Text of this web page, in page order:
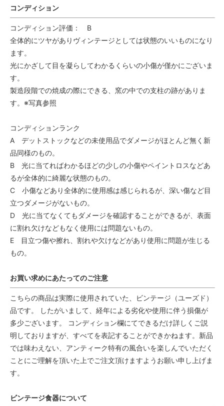
コンディション
コンディション評価： B
全体的にツヤがありヴィンテージとしては状態のいいものになり
ます。
光にかざして目を凝らしてわかるくらいの小傷が僅かにございま
す。
製造段階での焼成の際にできる、窯の中での支柱の跡がありま
す。※写真参照
コンディションランク
A デットストックなどの未使用品でダメージがほとんど無く新
品同様のもの。
B 光に当てればわかるほどの少しの小傷やペイントロスなどあ
るが全体的に綺麗な状態のもの。
C 小傷などあり全体的に使用感は感じられるが、深い傷など目
立つダメージがないもの。
D 光に当てなくてもダメージを確認することができるが、表面
に割れ欠けなどもなく使用には問題ないもの。
E 目立つ傷や擦れ、割れや欠けなどがあり使用に問題が生じる
もの。
お買い求めにあたってのご注意
こちらの商品は実際に使用されていた、ビンテージ（ユーズド）
品です。 したがいまして、経年による劣化や使用に伴う損傷が
多少ございます。 コンディション欄にてできるだけ詳しくご説
明しておりますが、すべてを表記することができかねます。新品
では味わえない、アンティーク特有の風合いを楽しんでいただく
ことにご理解を頂いた上でご注文頂けますようお願い申し上げま
す。
ビンテージ食器について